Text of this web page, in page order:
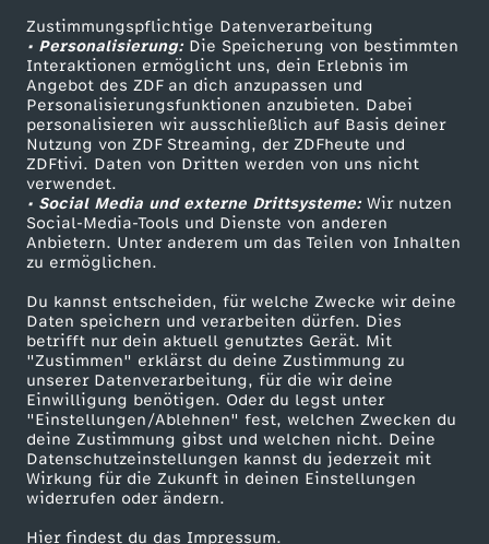
Zustimmungspflichtige Datenverarbeitung
• Personalisierung:Die Speicherung von bestimmten
Interaktionen ermöglicht uns, dein Erlebnis im
Angebot des ZDF an dich anzupassen und
Personalisierungsfunktionen anzubieten. Dabei
personalisieren wir ausschließlich auf Basis deiner
Nutzung von ZDF Streaming, der ZDFheute und
ZDFtivi. Daten von Dritten werden von uns nicht
verwendet.
• Social Media und externe Drittsysteme:Wir nutzen
Social-Media-Tools und Dienste von anderen
Anbietern. Unter anderem um das Teilen von Inhalten
zu ermöglichen.
Du kannst entscheiden, für welche Zwecke wir deine
Daten speichern und verarbeiten dürfen. Dies
betrifft nur dein aktuell genutztes Gerät. Mit
"Zustimmen" erklärst du deine Zustimmung zu
unserer Datenverarbeitung, für die wir deine
Einwilligung benötigen. Oder du legst unter
"Einstellungen/Ablehnen" fest, welchen Zwecken du
deine Zustimmung gibst und welchen nicht. Deine
Datenschutzeinstellungen kannst du jederzeit mit
Wirkung für die Zukunft in deinen Einstellungen
widerrufen oder ändern.
Hier findest du das Impressum.
Livestreams
Sendungen A-Z
TV-Programm
Zuschauerservice
Hilfe
ZDF Unternehmen
Karriere
ZDF goes Schule
Werbefernsehen
Mainzelmännchen